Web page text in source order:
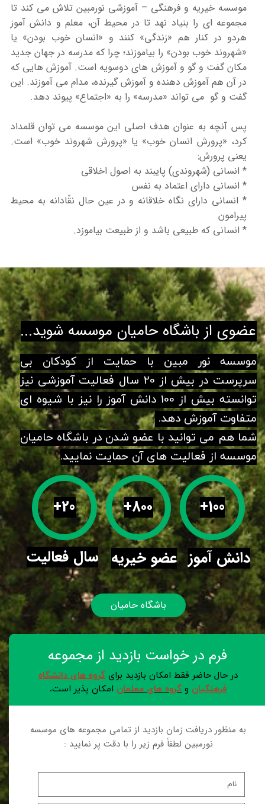
موسسه خیریه و فرهنگی – آموزشی نورمبین تلاش می کند تا
مجموعه ای را بنیاد نهد تا در محیط آن، معلم و دانش آموز
هردو در کنار هم «زندگی» کنند و «انسان خوب بودن» یا
«شهروند خوب بودن» را بیاموزند؛ چرا که مدرسه در جهان جدید
مکان گفت و گو و آموزش های دوسویه است. آموزش هایی که
در آن هم آموزش دهنده و آموزش گیرنده، مدام می آموزند. این
گفت و گو می تواند «مدرسه» را به «اجتماع» پیوند دهد.
پس آنچه به عنوان هدف اصلی این موسسه می توان قلمداد
کرد، «پرورش انسان خوب» یا «پرورش شهروند خوب» است.
یعنی پرورش:
* انسانی (شهروندی) پایبند به اصول اخلاقی
* انسانی دارای اعتماد به نفس
* انسانی دارای نگاه خلاقانه و در عین حال نقّادانه به محیط
پیرامون
* انسانی که طبیعی باشد و از طبیعت بیاموزد.
فرم در خواست بازدید از مجموعه
در حال حاضر فقط امکان بازدید برایگروه های دانشگاه
فرهنگیان وگروه های معلمان امکان پذیر است.
به منظور دریافت زمان بازدید از تمامی مجموعه های موسسه
نورمبین لطفاً فرم زیر را با دقت پر نمایید :
عضوی از باشگاه حامیان موسسه شوید...
موسسه نور مبین با حمایت از کودکان بی
سرپرست در بیش از 20 سال فعالیت آموزشی نیز
توانسته بیش از 100 دانش آموز را نیز با شیوه ای
متفاوت آموزش دهد.
شما هم می توانید با عضو شدن در باشگاه حامیان
موسسه از فعالیت های آن حمایت نمایید.
+8۰۰
عضو خیریه
+100
دانش آموز
+20
سال فعالیت
باشگاه حامیان